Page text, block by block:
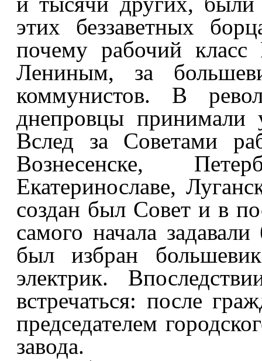
этих беззаветных
почему рабочий
Лениным, за
коммунистов. В
днепровцы принимали
Вслед за Советами
Вознесенске,
Екатеринославе,
создан был Совет и в
самого начала
был избран
электрик.
встречаться: после
председателем
завода.